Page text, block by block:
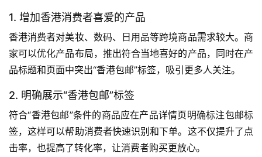
1. 增加香港消费者喜爱的产品
香港消费者对美妆、数码、日用品等跨境商品需求较大。商
家可以优化产品布局，推出符合当地喜好的产品，同时在产
品标题和页面中突出“香港包邮”标签，吸引更多人关注。
2. 明确展示“香港包邮”标签
符合“香港包邮”条件的商品应在产品详情页明确标注包邮标
签，这样可以帮助消费者快速识别和下单。这不仅提升了点
击率，也提高了转化率，让消费者购买更放心。